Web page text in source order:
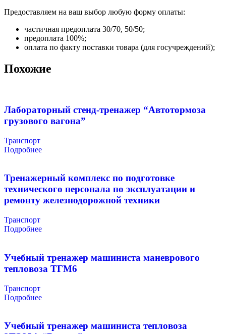
Предоставляем на ваш выбор любую форму оплаты:
частичная предоплата 30/70, 50/50;
предоплата 100%;
оплата по факту поставки товара (для госучреждений);
Похожие
Лабораторный стенд-тренажер “Автотормоза
грузового вагона”
Транспорт
Подробнее
Тренажерный комплекс по подготовке
технического персонала по эксплуатации и
ремонту железнодорожной техники
Транспорт
Подробнее
Учебный тренажер машиниста маневрового
тепловоза ТГМ6
Транспорт
Подробнее
Учебный тренажер машиниста тепловоза